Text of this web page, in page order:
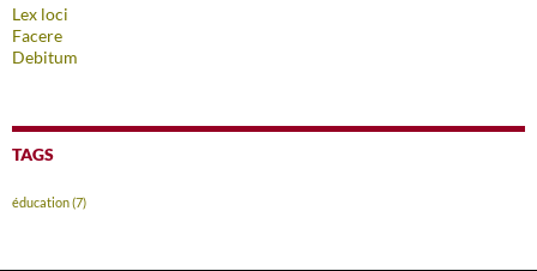
Lex loci
Facere
Debitum
TAGS
éducation(7)